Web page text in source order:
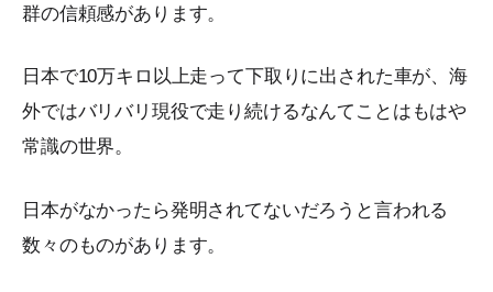
群の信頼感があります。
日本で10万キロ以上走って下取りに出された車が、海
外ではバリバリ現役で走り続けるなんてことはもはや
常識の世界。
日本がなかったら発明されてないだろうと言われる
数々のものがあります。